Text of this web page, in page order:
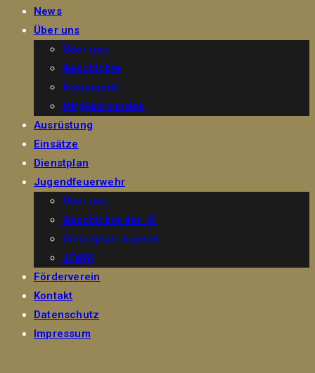
News
Über uns
Über uns
Geschichte
Kommando
Mitglied werden
Ausrüstung
Einsätze
Dienstplan
Jugendfeuerwehr
Über uns
Geschichte der JF
Dienstplan Jugend
JFWM
Förderverein
Kontakt
Datenschutz
Impressum